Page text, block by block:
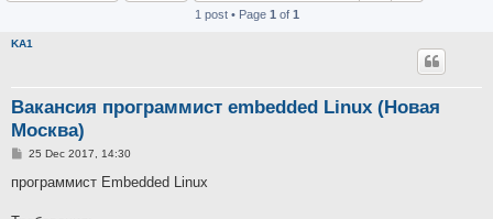
1 post • Page 1 of 1
KA1
Вакансия программист embedded Linux (Новая
Москва)
P
s
25 Dec 2017, 14:30
программист Embedded Linux